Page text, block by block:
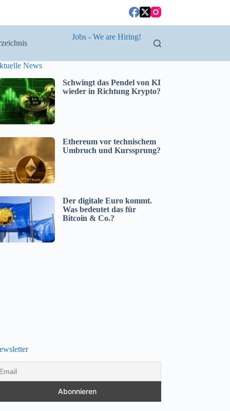
Jobs - We are Hiring!
News
Schwingt das Pendel von KI
wieder in Richtung Krypto?
Ethereum vor technischem
Umbruch und Kurssprung?
Der digitale Euro kommt.
Was bedeutet das für
Bitcoin & Co.?